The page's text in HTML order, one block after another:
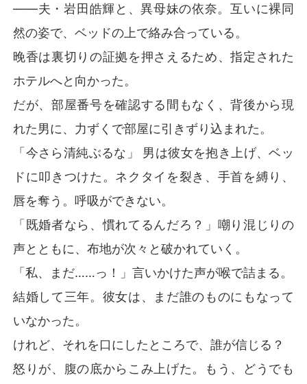
あるインタビューで、記者が唐澤晚香に岩田氏と復縁す
る気はあるかと公に尋ねると、彼女は淡々とこう答え
た。「鬱陶しい人。天性の困った性分ね。相手が自分を
愛していない時じゃないと、愛せないなんて！」
一方、裏も表も通じるあの大物は、唐澤晚香をぐっと引
き寄せ懐に抱きしめ、こう言った。「俺の妻を狙おうな
どと、できるものならやってみるがいい」
――夫・岩田皓輝と、異母妹の依奈。互いに裸同
然の姿で、ベッドの上で絡み合っている。
晚香は裏切りの証拠を押さえるため、指定された
ホテルへと向かった。
だが、部屋番号を確認する間もなく、背後から現
れた男に、力ずくで部屋に引きずり込まれた。
「今さら清純ぶるな」 男は彼女を抱き上げ、ベッ
ドに叩きつけた。ネクタイを裂き、手首を縛り、
唇を奪う。呼吸ができない。
「既婚者なら、慣れてるんだろ？」嘲り混じりの
声とともに、布地が次々と破かれていく。
「私、まだ……っ！」言いかけた声が喉で詰まる。
結婚して三年。彼女は、まだ誰のものにもなって
いなかった。
けれど、それを口にしたところで、誰が信じる？
怒りが、腹の底からこみ上げた。もう、どうでも